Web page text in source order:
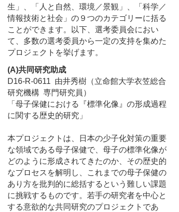
生」、「人と自然、環境／景観」、「科学／
情報技術と社会」の９つのカテゴリーに括る
ことができます。以下、選考委員会におい
て、多数の選考委員から一定の支持を集めた
プロジェクトを挙げます。
(A)共同研究助成
D16-R-0611 由井秀樹（立命館大学衣笠総合
研究機構 専門研究員）
「母子保健における『標準化像』の形成過程
に関する歴史的研究」
本プロジェクトは、日本の少子化対策の重要
な領域である母子保健で、母子の標準化像が
どのように形成されてきたのか、その歴史的
なプロセスを解明し、これまでの母子保健の
あり方を批判的に総括するという難しい課題
に挑戦するものです。若手の研究者を中心と
する意欲的な共同研究のプロジェクトであ